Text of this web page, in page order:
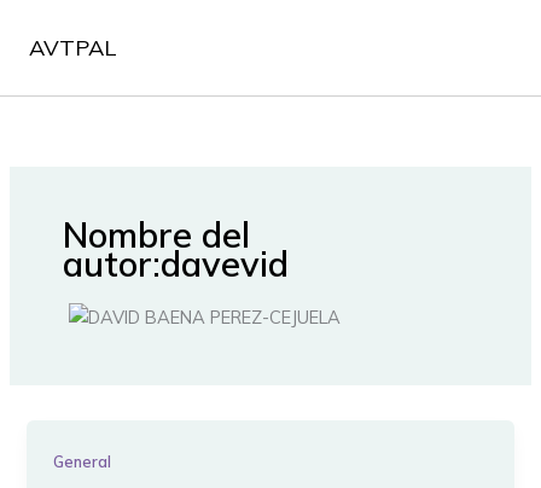
AVTPAL
Nombre del
autor:davevid
General